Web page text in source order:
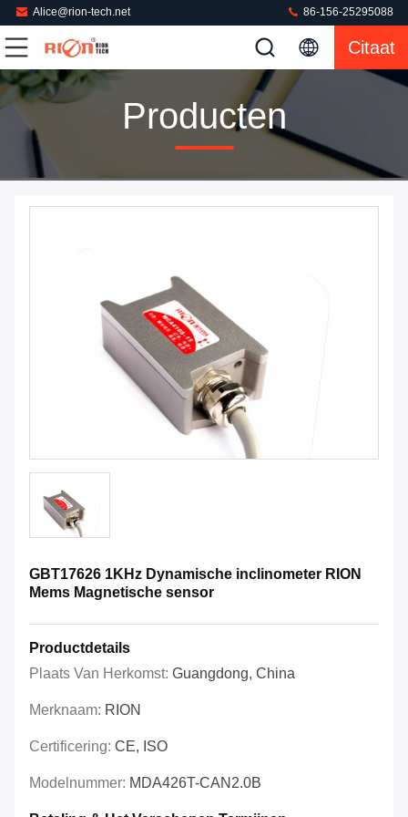
Alice@rion-tech.net 86-156-25295088
Citaat
Producten
GBT17626 1KHz Dynamische inclinometer RION
Mems Magnetische sensor
Productdetails
Plaats Van Herkomst: Guangdong, China
Merknaam: RION
Certificering: CE, ISO
Modelnummer: MDA426T-CAN2.0B